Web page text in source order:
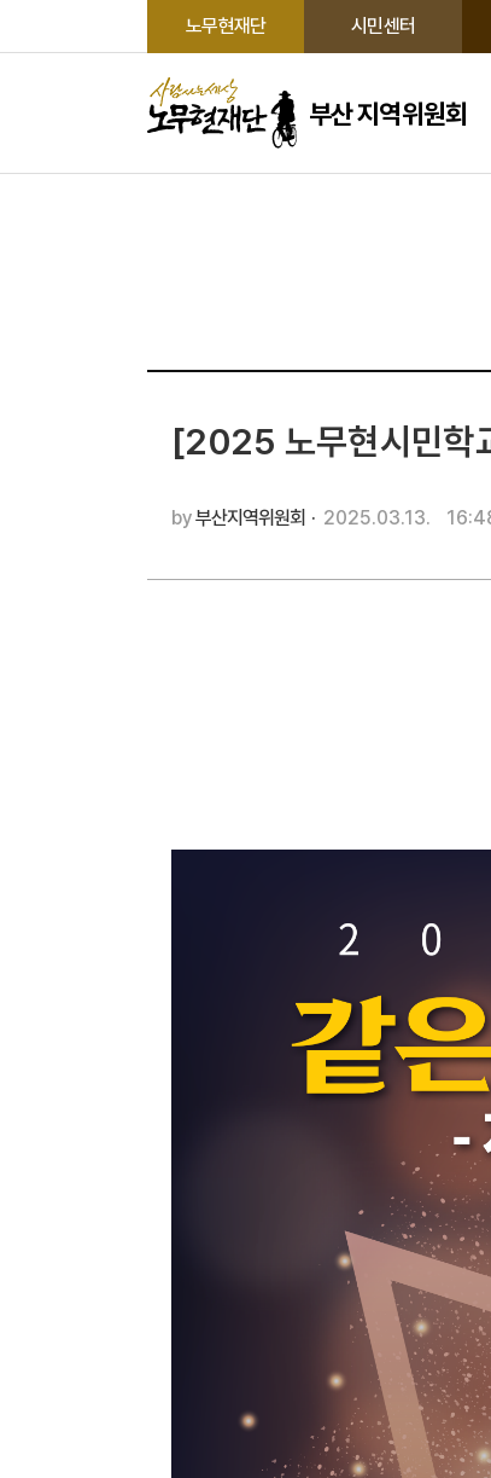
노무현재단 시민센터
부산 지역위원회
[2025 노무현시민학
by부산지역위원회 · 2025.03.13.